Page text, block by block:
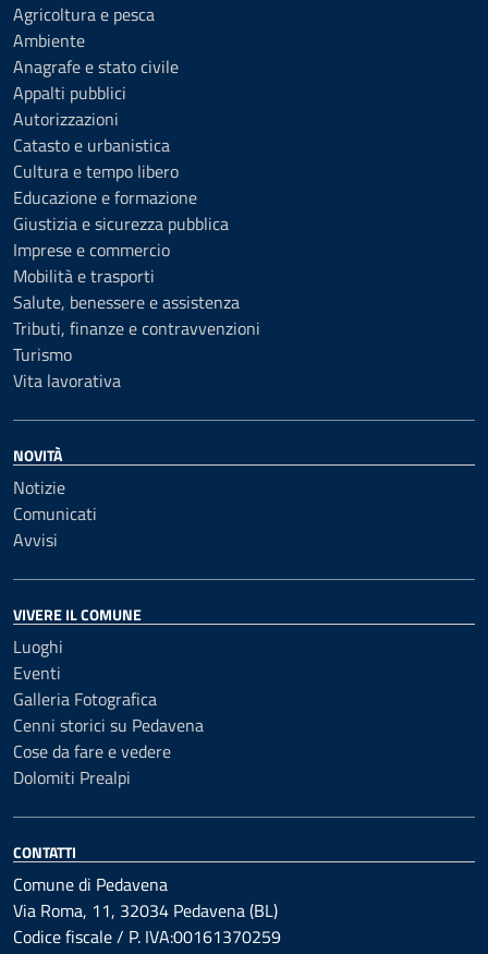
Agricoltura e pesca
Ambiente
Anagrafe e stato civile
Appalti pubblici
Autorizzazioni
Catasto e urbanistica
Cultura e tempo libero
Educazione e formazione
Giustizia e sicurezza pubblica
Imprese e commercio
Mobilità e trasporti
Salute, benessere e assistenza
Tributi, finanze e contravvenzioni
Turismo
Vita lavorativa
NOVITÀ
Notizie
Comunicati
Avvisi
VIVERE IL COMUNE
Luoghi
Eventi
Galleria Fotografica
Cenni storici su Pedavena
Cose da fare e vedere
Dolomiti Prealpi
CONTATTI
Comune di Pedavena
Via Roma, 11, 32034 Pedavena (BL)
Codice fiscale / P. IVA:00161370259